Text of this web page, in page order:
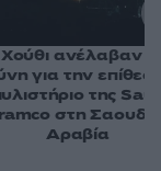
Χούθι ανέλαβαν
για την
της
στη
Αραβία